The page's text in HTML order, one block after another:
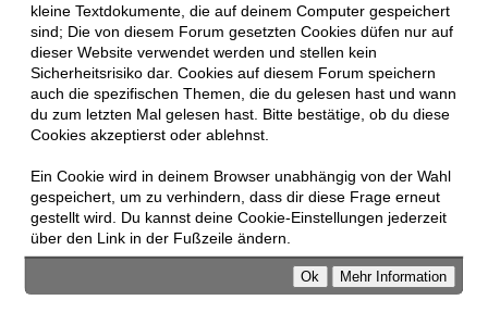
kleine Textdokumente, die auf deinem Computer gespeichert
sind; Die von diesem Forum gesetzten Cookies düfen nur auf
dieser Website verwendet werden und stellen kein
Sicherheitsrisiko dar. Cookies auf diesem Forum speichern
auch die spezifischen Themen, die du gelesen hast und wann
du zum letzten Mal gelesen hast. Bitte bestätige, ob du diese
Cookies akzeptierst oder ablehnst.
Ein Cookie wird in deinem Browser unabhängig von der Wahl
gespeichert, um zu verhindern, dass dir diese Frage erneut
gestellt wird. Du kannst deine Cookie-Einstellungen jederzeit
über den Link in der Fußzeile ändern.